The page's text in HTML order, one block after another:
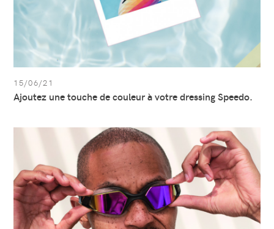
15/06/21
Ajoutez une touche de couleur à votre dressing Speedo.
Afficher
lunettes
de
natation
parfaites
avec
Speedo